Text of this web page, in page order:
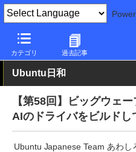
カテゴリ 過去記事
PC Watch ソフトウェア/アプリ
Ubuntu日和
【第58回】ビッグウェ
AIのドライバをビルドし
Ubuntu Japanese Team あわし